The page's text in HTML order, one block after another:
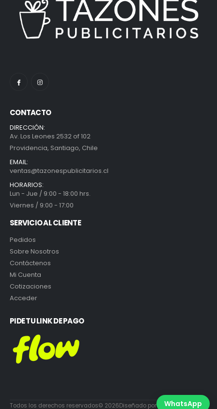
CONTACTO
DIRECCIÓN:
Av. Los Leones 2532 of 102
Providencia, Santiago, Chile
EMAIL:
ventas@tazonespublicitarios.cl
HORARIOS:
Lun - Jue / 9:00 - 18:00 hrs.
Viernes / 9:00 - 17:00
SERVICIO AL CLIENTE
Pedidos
Sobre Nosotros
Contáctenos
Mi Cuenta
Cotizaciones
Acceder
PIDE TU LINK DE PAGO
Todos los derechos reservados© 2026Diseñado por DiabloEstudio.cl
WhatsApp